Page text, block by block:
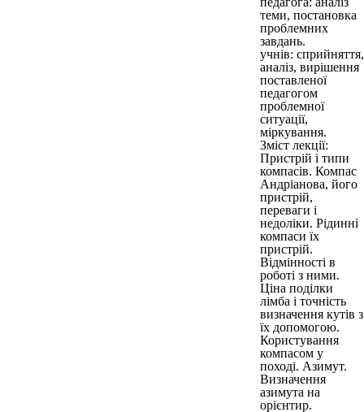
теми, постановка
проблемних
завдань.
учнів: сприйняття,
аналіз, вирішення
поставленої
педагогом
проблемної
ситуації,
міркування.
Зміст лекції:
Пристрій і типи
компасів. Компас
Андріанова, його
пристрій,
переваги і
недоліки. Рідинні
компаси їх
пристрій.
Відмінності в
роботі з ними.
Ціна поділки
лімба і точність
визначення кутів з
їх допомогою.
Користування
компасом у
поході. Азимут.
Визначення
азимута на
орієнтир.